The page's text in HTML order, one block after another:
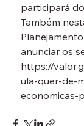
participará
Também
anunciar os
https://
ula-quer-de-
economicas-